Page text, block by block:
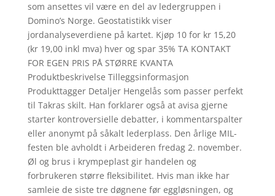
som ansettes vil være en del av ledergruppen i
Domino’s Norge. Geostatistikk viser
jordanalyseverdiene på kartet. Kjøp 10 for kr 15,20
(kr 19,00 inkl mva) hver og spar 35% TA KONTAKT
FOR EGEN PRIS PÅ STØRRE KVANTA
Produktbeskrivelse Tilleggsinformasjon
Produkttagger Detaljer Hengelås som passer perfekt
til Takras skilt. Han forklarer også at avisa gjerne
starter kontroversielle debatter, i kommentarspalter
eller anonymt på såkalt lederplass. Den årlige MIL-
festen ble avholdt i Arbeideren fredag 2. november.
Øl og brus i krympeplast gir handelen og
forbrukeren større fleksibilitet. Hvis man ikke har
samleie de siste tre døgnene før eggløsningen, og